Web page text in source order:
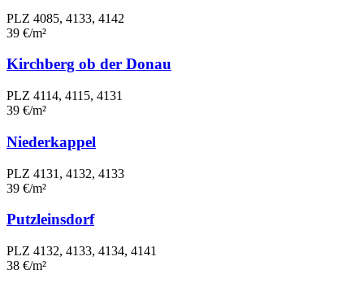
PLZ 4085, 4133, 4142
39 €/m²
Kirchberg ob der Donau
PLZ 4114, 4115, 4131
39 €/m²
Niederkappel
PLZ 4131, 4132, 4133
39 €/m²
Putzleinsdorf
PLZ 4132, 4133, 4134, 4141
38 €/m²